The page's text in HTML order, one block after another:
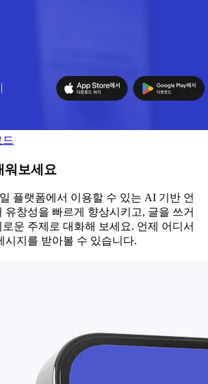
드
워보세요
플랫폼에서 이용할 수 있는 AI 기반 언
유창성을 빠르게 향상시키고, 글을 쓰거
운 주제로 대화해 보세요. 언제 어디서
시지를 받아볼 수 있습니다.